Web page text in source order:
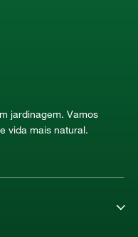
jardinagem. Vamos
vida mais natural.